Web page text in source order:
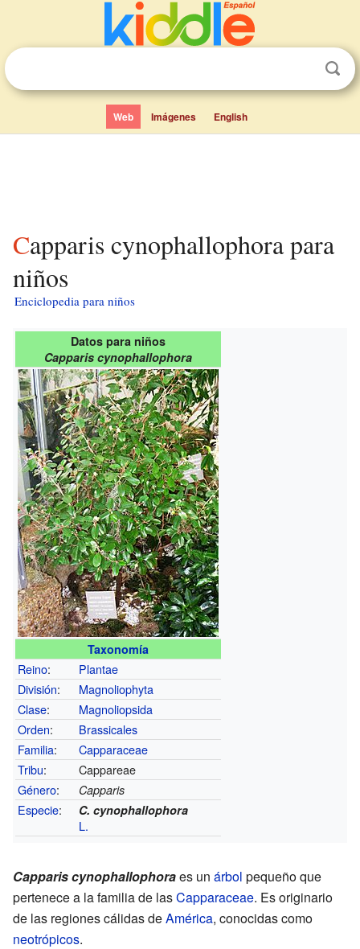
Web Imágenes English
Capparis cynophallophora para
niños
Enciclopedia para niños
Datos para niños
Capparis cynophallophora
Taxonomía
Reino:
Plantae
División:
Magnoliophyta
Clase:
Magnoliopsida
Orden:
Brassicales
Familia:
Capparaceae
Tribu:
Cappareae
Género: Capparis
Especie: C. cynophallophora
L.
Capparis cynophallophoraes un árbol pequeño que
pertenece a la familia de lasCapparaceae. Es originario
de las regiones cálidas deAmérica, conocidas como
neotrópicos.